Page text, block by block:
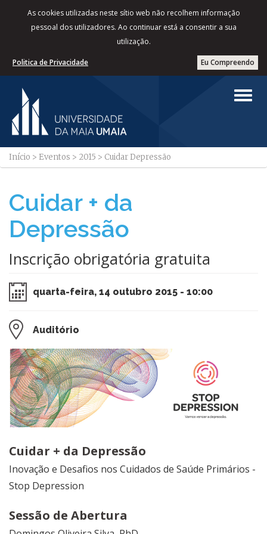
As cookies utilizadas neste sítio web não recolhem informação
pessoal dos utilizadores. Ao continuar está a consentir a sua
utilização.
Eu Compreendo
Politica de Privacidade
Início > Eventos > 2015 > Cuidar Depressão
Cuidar + da
Depressão
Inscrição obrigatória gratuita
quarta-feira, 14 outubro 2015 - 10:00
Auditório
​Cuidar + da Depressão
Inovação e Desafios nos Cuidados de Saúde Primários -
Stop Depression
Sessão de Abertura